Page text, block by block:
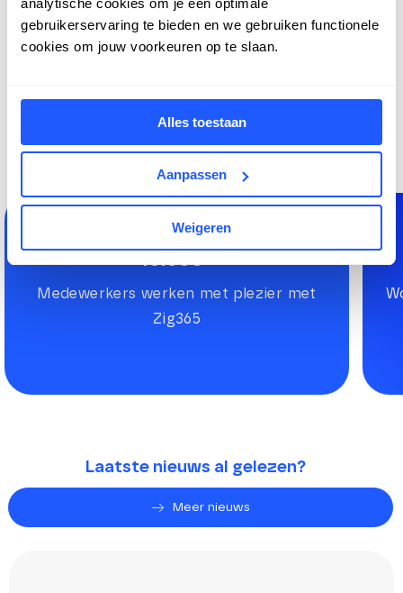
gebruikerservaring te bieden en we gebruiken functionele
cookies om jouw voorkeuren op te slaan.
Alles toestaan
Aanpassen
Weigeren
10.000+
Medewerkers werken met plezier met
Zig365
Laatste nieuws al gelezen?
Meer nieuws